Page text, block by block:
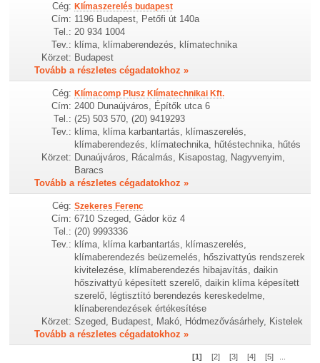
Cég: Klímaszerelés budapest
Cím: 1196 Budapest, Petőfi út 140a
Tel.: 20 934 1004
Tev.: klíma, klímaberendezés, klímatechnika
Körzet: Budapest
Tovább a részletes cégadatokhoz »
Cég: Klímacomp Plusz Klímatechnikai Kft.
Cím: 2400 Dunaújváros, Építők utca 6
Tel.: (25) 503 570, (20) 9419293
Tev.: klíma, klíma karbantartás, klímaszerelés,
klímaberendezés, klímatechnika, hűtéstechnika, hűtés
Körzet: Dunaújváros, Rácalmás, Kisapostag, Nagyvenyim,
Baracs
Tovább a részletes cégadatokhoz »
Cég: Szekeres Ferenc
Cím: 6710 Szeged, Gádor köz 4
Tel.: (20) 9993336
Tev.: klíma, klíma karbantartás, klímaszerelés,
klímaberendezés beüzemelés, hőszivattyús rendszerek
kivitelezése, klímaberendezés hibajavítás, daikin
hőszivattyú képesített szerelő, daikin klíma képesített
szerelő, légtisztító berendezés kereskedelme,
klínaberendezések értékesítése
Körzet: Szeged, Budapest, Makó, Hódmezővásárhely, Kistelek
Tovább a részletes cégadatokhoz »
[1] [2] [3] [4] [5]